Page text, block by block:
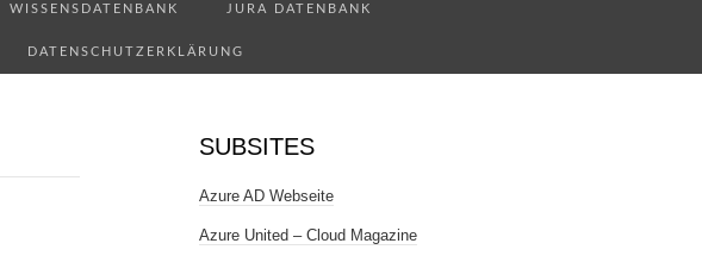
WISSENSDATENBANK JURA DATENBANK
DATENSCHUTZERKLÄRUNG
SUBSITES
Azure AD Webseite
Azure United – Cloud Magazine